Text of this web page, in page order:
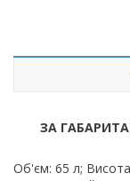
ЗА
Об'єм: 65 л;